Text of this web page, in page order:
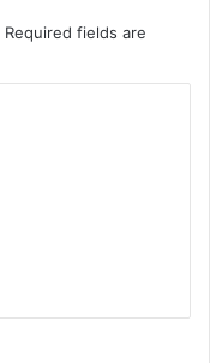
Required fields are